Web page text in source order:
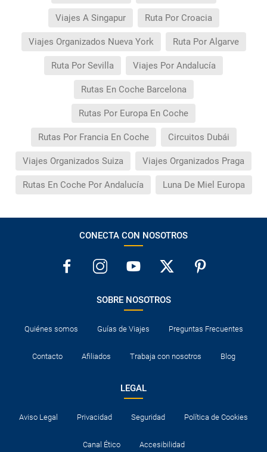
Viajes A Singapur Ruta Por Croacia
Viajes Organizados Nueva York Ruta Por Algarve
Ruta Por Sevilla Viajes Por Andalucía
Rutas En Coche Barcelona
Rutas Por Europa En Coche
Rutas Por Francia En Coche Circuitos Dubái
Viajes Organizados Suiza Viajes Organizados Praga
Rutas En Coche Por Andalucía Luna De Miel Europa
CONECTA CON NOSOTROS
SOBRE NOSOTROS
Quiénes somos Guías de Viajes Preguntas Frecuentes
Contacto Afiliados Trabaja con nosotros Blog
LEGAL
Aviso Legal Privacidad Seguridad Política de Cookies
Canal Ético Accesibilidad